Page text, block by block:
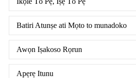
Batiri Atunṣe ati Mọto to munadoko
Awọn Iṣakoso Rọrun
Apẹrẹ Itunu